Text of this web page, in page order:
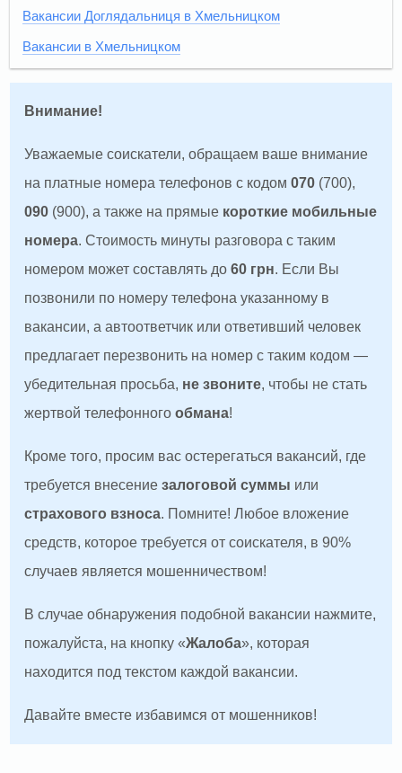
Вакансии Доглядальниця в Хмельницком
Вакансии в Хмельницком
Внимание!
Уважаемые соискатели, обращаем ваше внимание
на платные номера телефонов с кодом070 (700),
090 (900), а также на прямые короткие мобильные
номера. Стоимость минуты разговора с таким
номером может составлять до60 грн. Если Вы
позвонили по номеру телефона указанному в
вакансии, а автоответчик или ответивший человек
предлагает перезвонить на номер с таким кодом —
убедительная просьба, не звоните, чтобы не стать
жертвой телефонногообмана!
Кроме того, просим вас остерегаться вакансий, где
требуется внесениезалоговой суммы или
страхового взноса. Помните! Любое вложение
средств, которое требуется от соискателя, в 90%
случаев является мошенничеством!
В случае обнаружения подобной вакансии нажмите,
пожалуйста, на кнопку «Жалоба», которая
находится под текстом каждой вакансии.
Давайте вместе избавимся от мошенников!